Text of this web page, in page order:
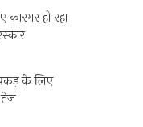
कारगर हो रहा
के लिए
तेज